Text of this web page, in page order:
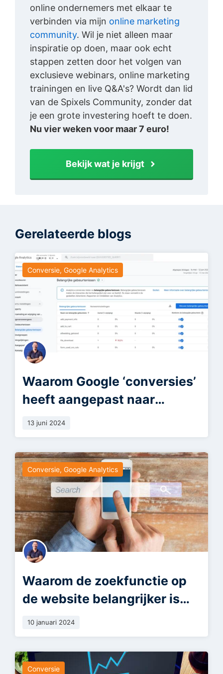
online ondernemers met elkaar te
verbinden via mijn online marketing
community. Wil je niet alleen maar
inspiratie op doen, maar ook echt
stappen zetten door het volgen van
exclusieve webinars, online marketing
trainingen en live Q&A's? Wordt dan lid
van de Spixels Community, zonder dat
je een grote investering hoeft te doen.
Nu vier weken voor maar 7 euro!
Bekijk wat je krijgt
Gerelateerde blogs
Conversie, Google Analytics
Waarom Google ‘conversies’
heeft aangepast naar
‘belangrijke gebeurtenissen’
in Google Analytics
13 juni 2024
Conversie, Google Analytics
Waarom de zoekfunctie op
de website belangrijker is
dan je denkt
10 januari 2024
Conversie